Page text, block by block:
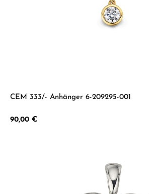
CEM 333/- Anhänger 6-209295-001
Regulärer Preis:
90,00 €